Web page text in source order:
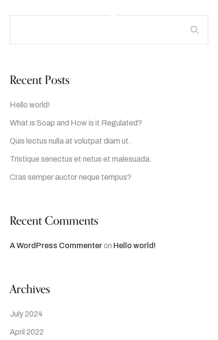
Recent Posts
Hello world!
What is Soap and How is it Regulated?
Quis lectus nulla at volutpat diam ut.
Tristique senectus et netus et malesuada.
Cras semper auctor neque tempus?
Recent Comments
A WordPress Commenteron Hello world!
Archives
July 2024
April 2022